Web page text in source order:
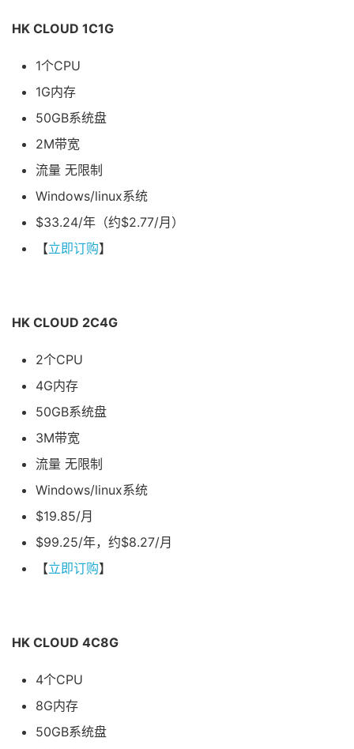
HK CLOUD 1C1G
1个CPU
1G内存
50GB系统盘
2M带宽
流量 无限制
Windows/linux系统
$33.24/年（约$2.77/月）
【立即订购】
HK CLOUD 2C4G
2个CPU
4G内存
50GB系统盘
3M带宽
流量 无限制
Windows/linux系统
$19.85/月
$99.25/年，约$8.27/月
【立即订购】
HK CLOUD 4C8G
4个CPU
8G内存
50GB系统盘